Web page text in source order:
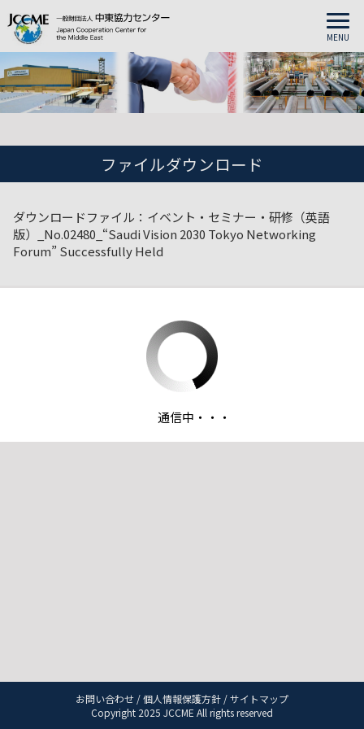
MENU
ファイルダウンロード
ダウンロードファイル：イベント・セミナー・研修（英語
版）_No.02480_“Saudi Vision 2030 Tokyo Networking
Forum” Successfully Held
お問い合わせ /個人情報保護方針 /サイトマップ
Copyright 2025 JCCME All rights reserved
通信中・・・